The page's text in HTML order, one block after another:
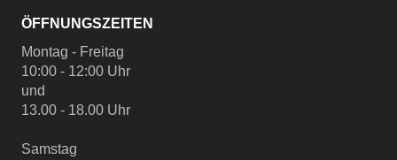
ÖFFNUNGSZEITEN
Montag - Freitag
10:00 - 12:00 Uhr
und
13.00 - 18.00 Uhr
Samstag